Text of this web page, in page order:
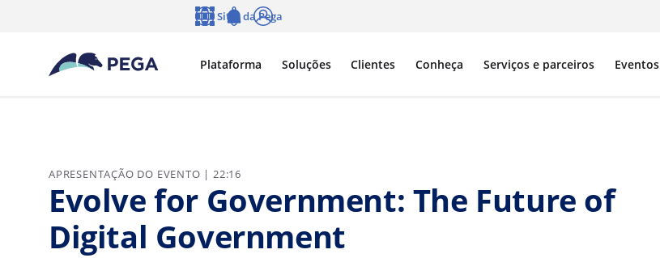
Pular para o conteúdo principal
Plataforma Soluções Clientes Conheça Serviços e parceiros Eventos
Sites da Pega
APRESENTAÇÃO DO EVENTO | 22:16
Evolve for Government: The Future of
Digital Government